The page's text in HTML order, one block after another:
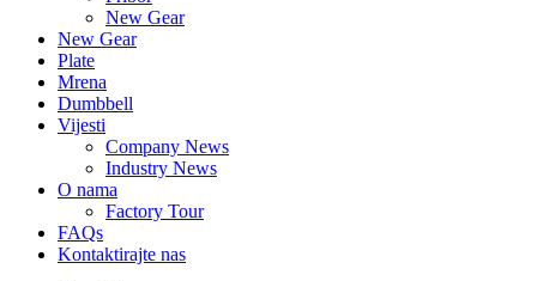
New Gear
New Gear
Plate
Mrena
Dumbbell
Vijesti
Company News
Industry News
O nama
Factory Tour
FAQs
Kontaktirajte nas